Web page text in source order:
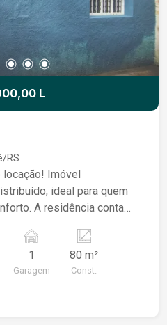
L
RS
locação! Imóvel
ideal para quem
A residência conta
banheiro, cozinha
espaço destinado à
dispõe de pátio
1
Garagem
80 m²
Const.